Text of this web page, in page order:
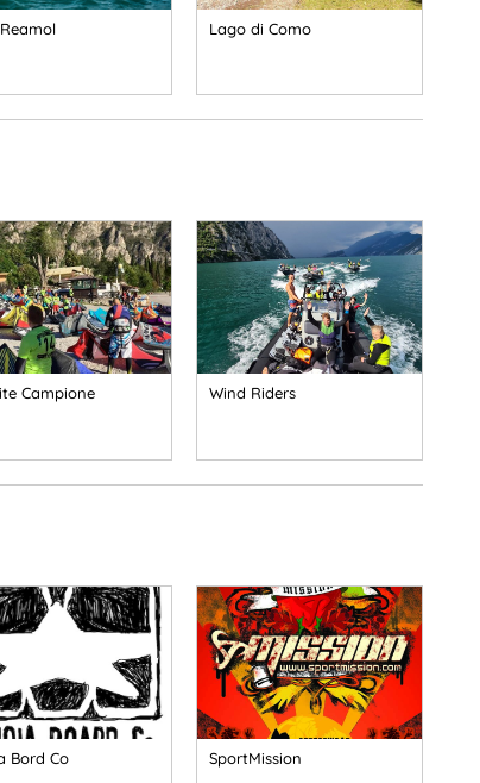
Lago di Como
Campione Wind Riders
Bord Co SportMission